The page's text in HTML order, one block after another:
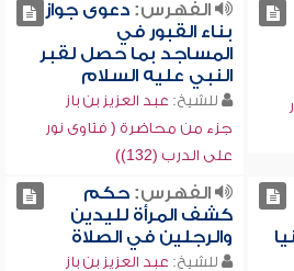
الفهرس:دعوى جواز
بناء القبور في
المساجد بما حصل لقبر
النبي عليه السلام
للشيخ: عبد العزيز بن باز
جزء من محاضرة ( فتاوى نور
على الدرب (132))
الفهرس:حكم
كشف المرأة لليدين
والرجلين في الصلاة
للشيخ: عبد العزيز بن باز